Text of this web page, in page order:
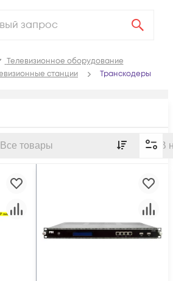
Телевизионное оборудование
станции
Транскодеры
Все товары В